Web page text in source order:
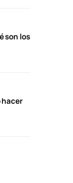
son los
hacer